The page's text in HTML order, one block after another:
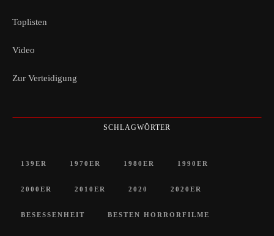
Toplisten
Video
Zur Verteidigung
SCHLAGWÖRTER
139ER 1970ER 1980ER 1990ER
2000ER 2010ER 2020 2020ER
BESESSENHEIT BESTEN HORRORFILME